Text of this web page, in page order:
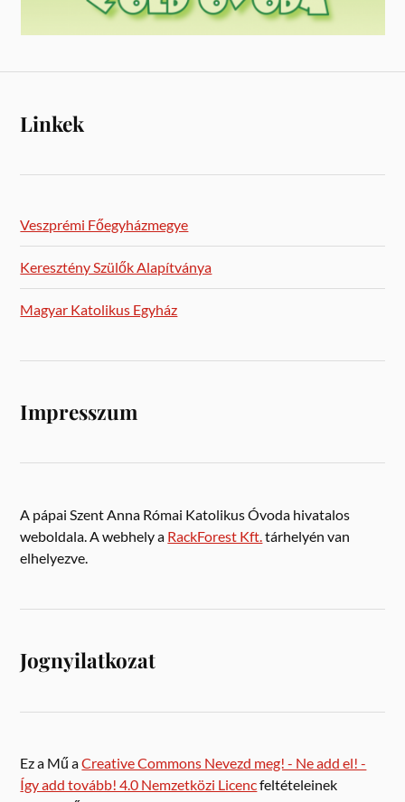
Linkek
Veszprémi Főegyházmegye
Keresztény Szülők Alapítványa
Magyar Katolikus Egyház
Impresszum
A pápai Szent Anna Római Katolikus Óvoda hivatalos
weboldala. A webhely a RackForest Kft. tárhelyén van
elhelyezve.
Jognyilatkozat
Ez a Mű aCreative Commons Nevezd meg! - Ne add el! -
Így add tovább! 4.0 Nemzetközi Licencfeltételeinek